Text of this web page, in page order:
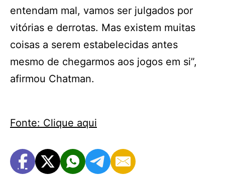
entendam mal, vamos ser julgados por
vitórias e derrotas. Mas existem muitas
coisas a serem estabelecidas antes
mesmo de chegarmos aos jogos em si”,
afirmou Chatman.
Fonte: Clique aqui